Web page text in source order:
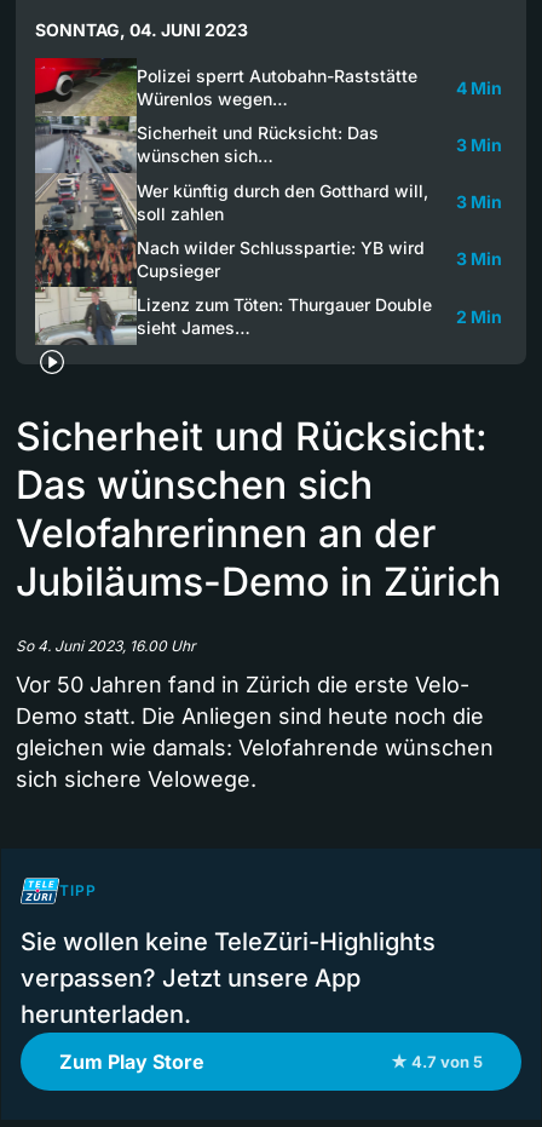
SONNTAG, 04. JUNI 2023
Polizei sperrt Autobahn-Raststätte
Würenlos wegen…
4 Min
Sicherheit und Rücksicht: Das
wünschen sich…
3 Min
Wer künftig durch den Gotthard will,
soll zahlen
3 Min
Nach wilder Schlusspartie: YB wird
Cupsieger
3 Min
Lizenz zum Töten: Thurgauer Double
sieht James…
2 Min
Sicherheit und Rücksicht:
Das wünschen sich
Velofahrerinnen an der
Jubiläums-Demo in Zürich
So 4. Juni 2023, 16.00 Uhr
Vor 50 Jahren fand in Zürich die erste Velo-
Demo statt. Die Anliegen sind heute noch die
gleichen wie damals: Velofahrende wünschen
sich sichere Velowege.
TIPP
Sie wollen keine TeleZüri-Highlights
verpassen? Jetzt unsere App
herunterladen.
Zum Play Store ★ 4.7 von 5